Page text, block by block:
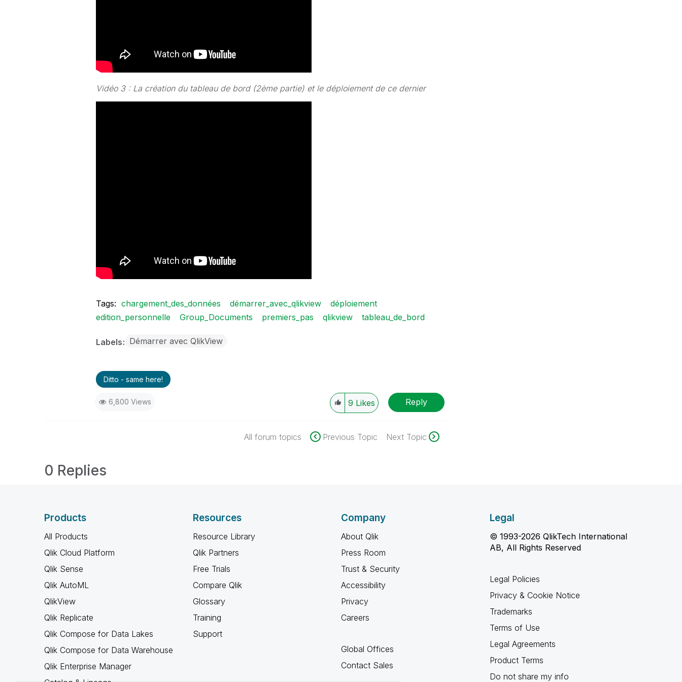
Vidéo 3 : La création du tableau de bord (2ème partie) et le déploiement de ce dernier
Tags: chargement_des_données démarrer_avec_qlikview
déploiement
edition_personnelle
Group_Documents premiers_pas qlikview tableau_de_bord
Labels Démarrer avec QlikView
Ditto - same here!
6,800 Views 9 Likes Reply
All forum topics Previous Topic Next Topic
0 Replies
Products
All Products
Qlik Cloud Platform
Qlik Sense
Qlik AutoML
QlikView
Qlik Replicate
Qlik Compose for Data Lakes
Qlik Compose for Data Warehouse
Qlik Enterprise Manager
Resources
Resource Library
Qlik Partners
Free Trials
Compare Qlik
Glossary
Training
Support
Company
About Qlik
Press Room
Trust & Security
Accessibility
Privacy
Careers
Global Offices
Contact Sales
Legal
© 1993-2026 QlikTech International
AB, All Rights Reserved
Legal Policies
Privacy & Cookie Notice
Trademarks
Terms of Use
Legal Agreements
Product Terms
Do not share my info